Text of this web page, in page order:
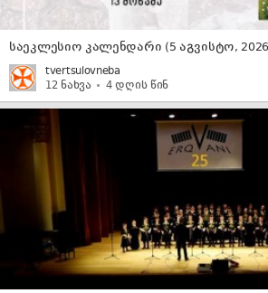
საეკლესიო კალენდარი (5 აგვისტო,
tvertsulovneba
12 ნახვა
4 დღის წინ